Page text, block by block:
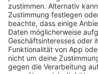
HOME
RADIOS
barba radio
Lagerfeuer